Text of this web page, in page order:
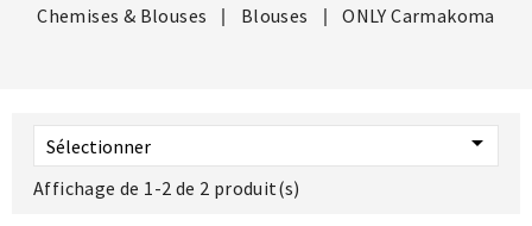
Chemises & Blouses
Blouses ONLY Carmakoma
Sélectionner 
Affichage de 1-2 de 2 produit(s)